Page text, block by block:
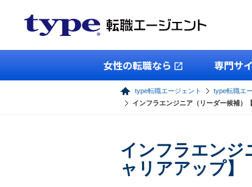
女性の転職なら 専門サ
type転職エージェント type転職エ
インフラエンジニア（リーダー候補）
インフラエンジ
ャリアアップ】